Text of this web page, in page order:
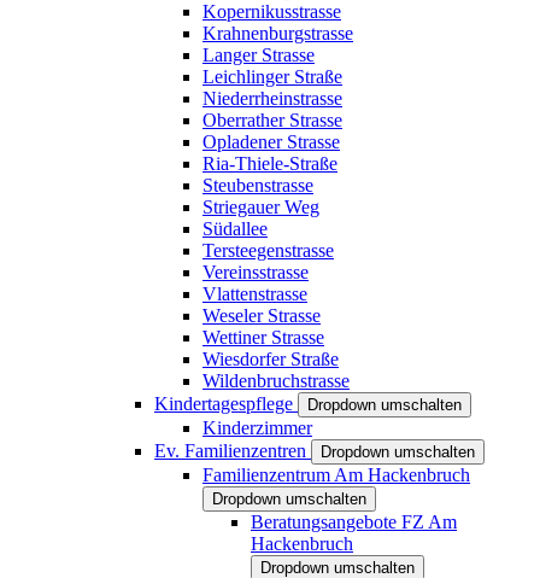
Kopernikusstrasse
Krahnenburgstrasse
Langer Strasse
Leichlinger Straße
Niederrheinstrasse
Oberrather Strasse
Opladener Strasse
Ria-Thiele-Straße
Steubenstrasse
Striegauer Weg
Südallee
Tersteegenstrasse
Vereinsstrasse
Vlattenstrasse
Weseler Strasse
Wettiner Strasse
Wiesdorfer Straße
Wildenbruchstrasse
Kindertagespflege
Dropdown umschalten
Kinderzimmer
Ev. Familienzentren
Dropdown umschalten
Familienzentrum Am Hackenbruch
Dropdown umschalten
Beratungsangebote FZ Am
Hackenbruch
Dropdown umschalten